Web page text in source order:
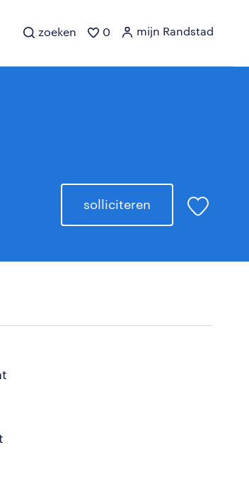
zoeken 0 mijn Randstad
solliciteren